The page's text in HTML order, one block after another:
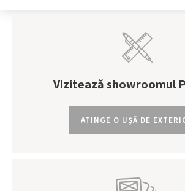
Vizitează showroomul
ATINGE O UȘĂ DE